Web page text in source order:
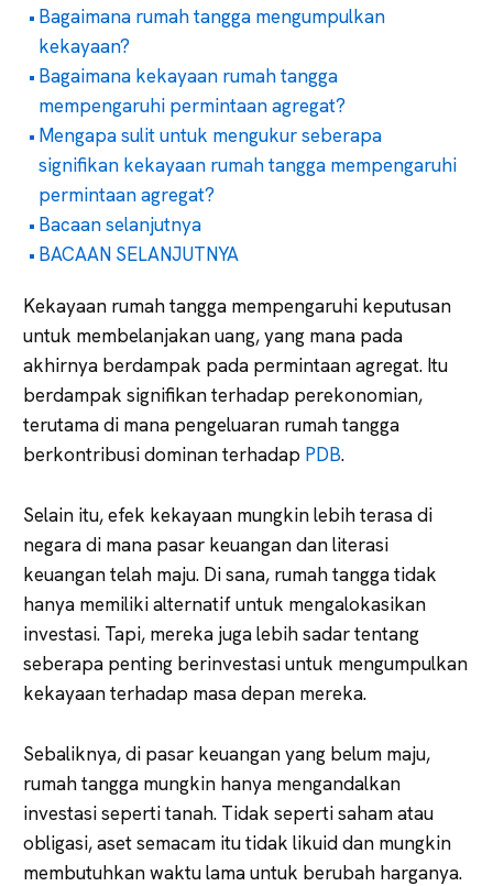
Bagaimana rumah tangga mengumpulkan
kekayaan?
Bagaimana kekayaan rumah tangga
mempengaruhi permintaan agregat?
Mengapa sulit untuk mengukur seberapa
signifikan kekayaan rumah tangga mempengaruhi
permintaan agregat?
Bacaan selanjutnya
BACAAN SELANJUTNYA
Kekayaan rumah tangga mempengaruhi keputusan
untuk membelanjakan uang, yang mana pada
akhirnya berdampak pada permintaan agregat. Itu
berdampak signifikan terhadap perekonomian,
terutama di mana pengeluaran rumah tangga
berkontribusi dominan terhadap PDB.
Selain itu, efek kekayaan mungkin lebih terasa di
negara di mana pasar keuangan dan literasi
keuangan telah maju. Di sana, rumah tangga tidak
hanya memiliki alternatif untuk mengalokasikan
investasi. Tapi, mereka juga lebih sadar tentang
seberapa penting berinvestasi untuk mengumpulkan
kekayaan terhadap masa depan mereka.
Sebaliknya, di pasar keuangan yang belum maju,
rumah tangga mungkin hanya mengandalkan
investasi seperti tanah. Tidak seperti saham atau
obligasi, aset semacam itu tidak likuid dan mungkin
membutuhkan waktu lama untuk berubah harganya.